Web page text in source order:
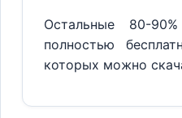
Остальные 80-
полностью
которых можно